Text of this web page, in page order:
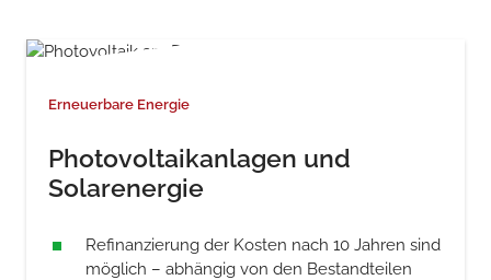
Erneuerbare Energie
Photovoltaikanlagen und
Solarenergie
Refinanzierung der Kosten nach 10 Jahren sind
möglich – abhängig von den Bestandteilen